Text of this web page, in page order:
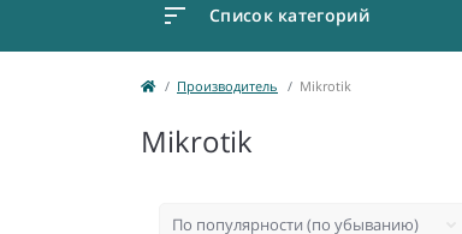
Список категорий
Производитель Mikrotik
Mikrotik